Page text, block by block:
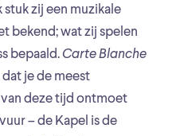
zij een muzikale
bekend; wat zij spelen
bepaald. Carte Blanche
je de meest
deze tijd ontmoet
– de Kapel is de